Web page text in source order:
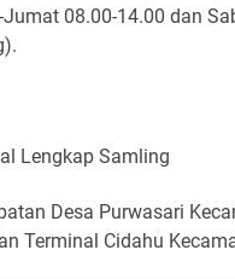
08.00-14.00 dan
Lengkap Samling
Desa Purwasari
Terminal Cidahu